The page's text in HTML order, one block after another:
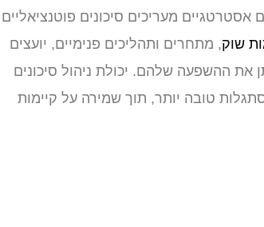
מעריכים סיכונים פוטנציאליים
שוק, מתחרים ותהליכים פנימיים, יועצים
את ההשפעה שלהם. יכולת ניהול סיכונים
טובה יותר, תוך שמירה על קיימות